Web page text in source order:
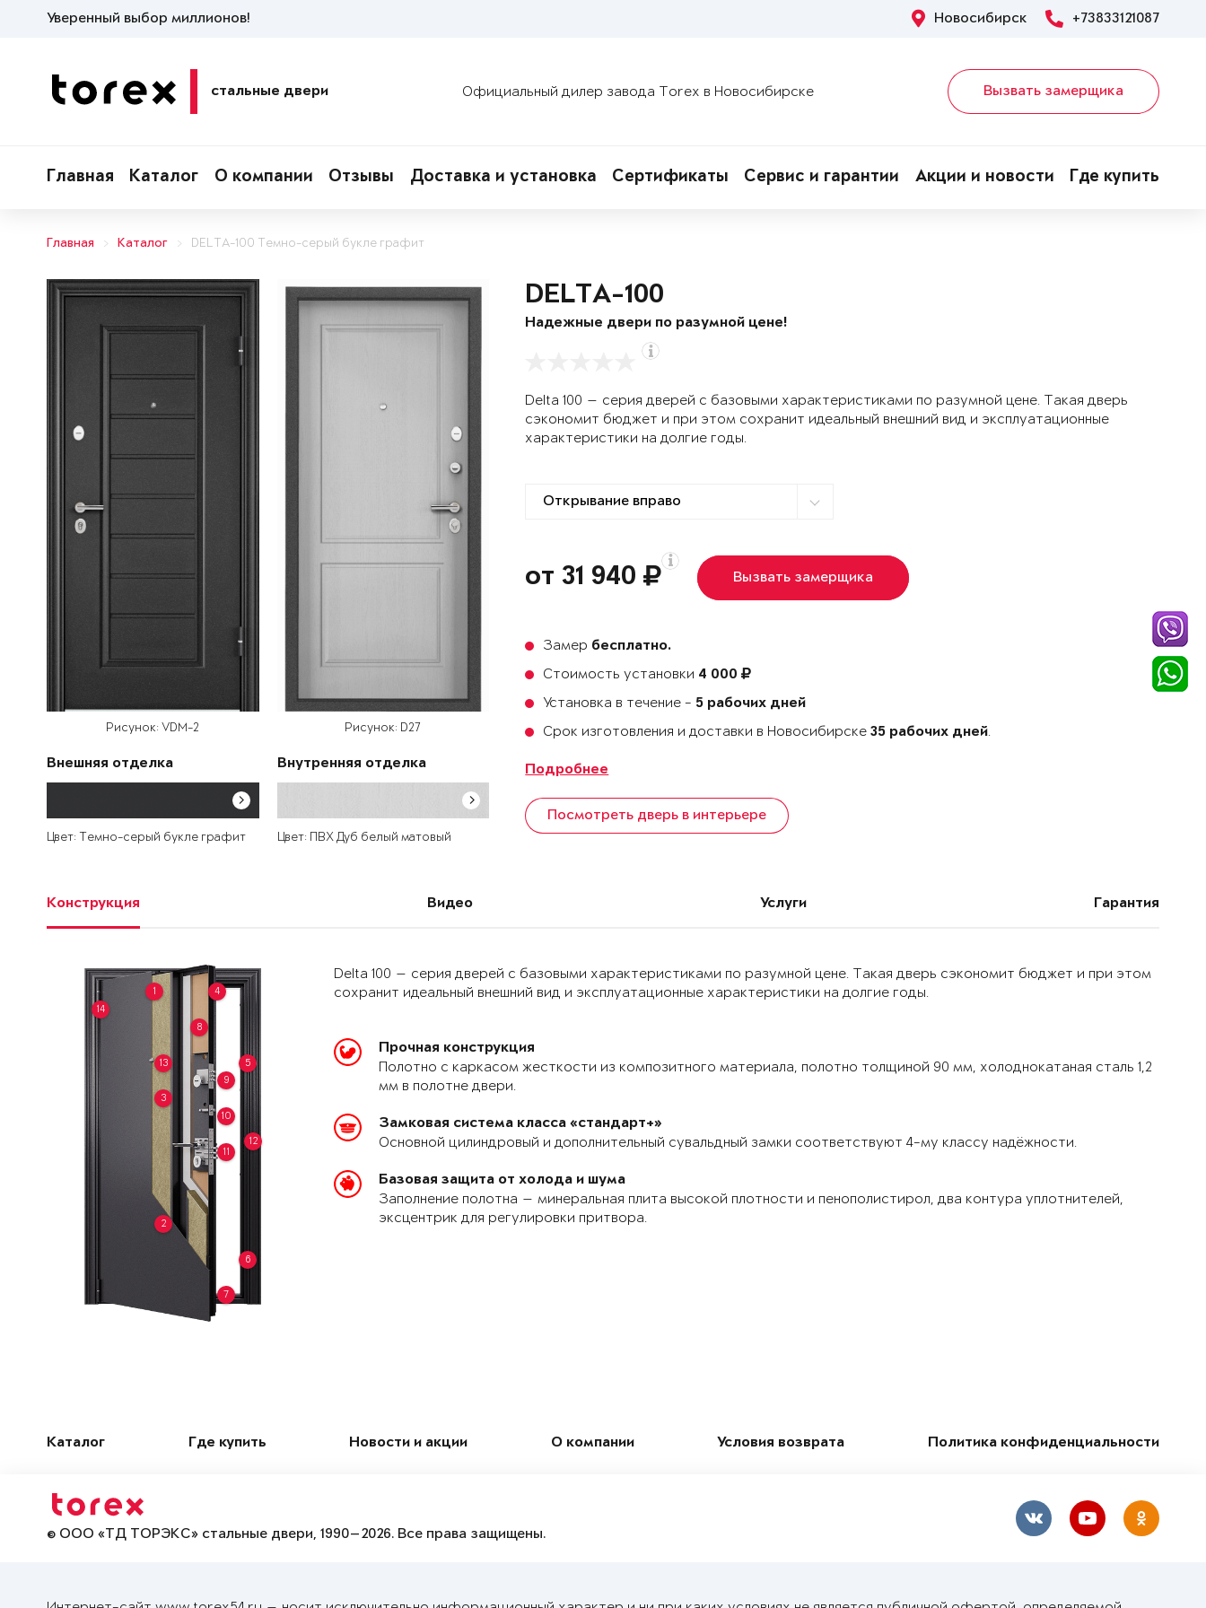
Уверенный выбор миллионов! Новосибирск +73833121087
стальные двери Официальный дилер завода Torex в Новосибирске Вызвать замерщика
Главная Каталог О компании Отзывы Доставка и установка Сертификаты Сервис и гарантии Акции и новости Где купить
Главная Каталог DELTA-100 Темно-серый букле графит
Рисунок: VDM-2
Внешняя отделка
Цвет: Темно-серый букле графит
Рисунок: D27
Внутренняя отделка
Цвет: ПВХ Дуб белый матовый
DELTA-100
Надежные двери по разумной цене!
Delta 100 — серия дверей с базовыми характеристиками по разумной цене. Такая дверь
сэкономит бюджет и при этом сохранит идеальный внешний вид и эксплуатационные
характеристики на долгие годы.
от 31 940 Вызвать замерщика
Замер бесплатно.
Стоимость установки 4 000
Установка в течение - 5 рабочих дней
Срок изготовления и доставки в Новосибирске35 рабочих дней.
Подробнее
Посмотреть дверь в интерьере
Конструкция Видео Услуги Гарантия
1
2
3
4
5
6
7
8
9
10
11
12
13
14
Delta 100 — серия дверей с базовыми характеристиками по разумной цене. Такая дверь сэкономит бюджет и при этом
сохранит идеальный внешний вид и эксплуатационные характеристики на долгие годы.
Прочная конструкция
Полотно с каркасом жесткости из композитного материала, полотно толщиной 90 мм, холоднокатаная сталь 1,2
мм в полотне двери.
Замковая система класса «стандарт+»
Основной цилиндровый и дополнительный сувальдный замки соответствуют 4-му классу надёжности.
Базовая защита от холода и шума
Заполнение полотна — минеральная плита высокой плотности и пенополистирол, два контура уплотнителей,
эксцентрик для регулировки притвора.
Каталог Где купить Новости и акции О компании Условия возврата Политика конфиденциальности
© ООО «ТД ТОРЭКС» стальные двери, 1990—2026. Все права защищены.